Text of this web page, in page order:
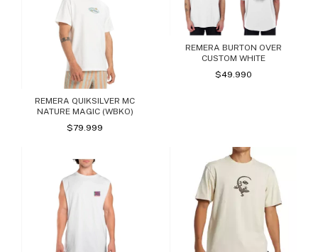
REMERA QUIKSILVER MC
NATURE MAGIC (WBKO)
$79.999
REMERA BURTON OVER
CUSTOM WHITE
$49.990